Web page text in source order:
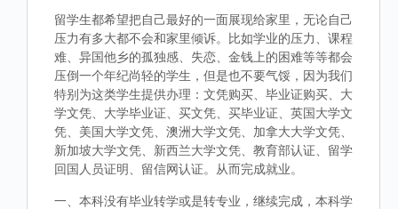
留学生都希望把自己最好的一面展现给家里，无论自己
压力有多大都不会和家里倾诉。比如学业的压力、课程
难、异国他乡的孤独感、失恋、金钱上的困难等等都会
压倒一个年纪尚轻的学生，但是也不要气馁，因为我们
特别为这类学生提供办理：文凭购买、毕业证购买、大
学文凭、大学毕业证、买文凭、买毕业证、英国大学文
凭、美国大学文凭、澳洲大学文凭、加拿大大学文凭、
新加坡大学文凭、新西兰大学文凭、教育部认证、留学
回国人员证明、留信网认证。从而完成就业。
一、本科没有毕业转学或是转专业，继续完成，本科学